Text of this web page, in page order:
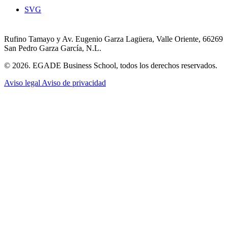
SVG
Rufino Tamayo y Av. Eugenio Garza Lagüera, Valle Oriente, 66269
San Pedro Garza García, N.L.
© 2026. EGADE Business School, todos los derechos reservados.
Aviso legal Aviso de privacidad